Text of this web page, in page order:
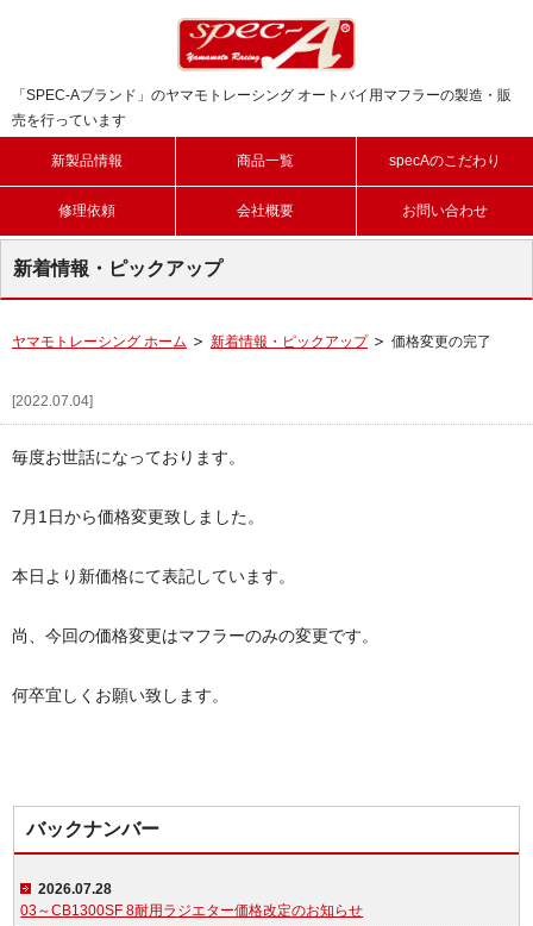
「SPEC-Aブランド」のヤマモトレーシング オートバイ用マフラーの製造・販
売を行っています
新製品情報 商品一覧 specAのこだわり
修理依頼 会社概要 お問い合わせ
新着情報・ピックアップ
ヤマモトレーシング ホーム 新着情報・ピックアップ 価格変更の完了
[2022.07.04]
毎度お世話になっております。
7月1日から価格変更致しました。
本日より新価格にて表記しています。
尚、今回の価格変更はマフラーのみの変更です。
何卒宜しくお願い致します。
バックナンバー
2026.07.28
03～CB1300SF 8耐用ラジエター価格改定のお知らせ